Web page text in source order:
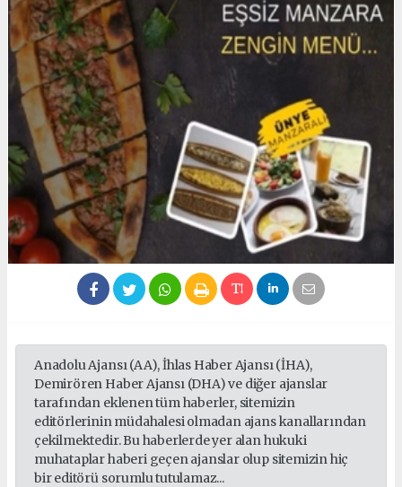
Anadolu Ajansı (AA), İhlas Haber Ajansı (İHA),
Demirören Haber Ajansı (DHA) ve diğer ajanslar
tarafından eklenen tüm haberler, sitemizin
editörlerinin müdahalesi olmadan ajans kanallarından
çekilmektedir. Bu haberlerde yer alan hukuki
muhataplar haberi geçen ajanslar olup sitemizin hiç
bir editörü sorumlu tutulamaz...